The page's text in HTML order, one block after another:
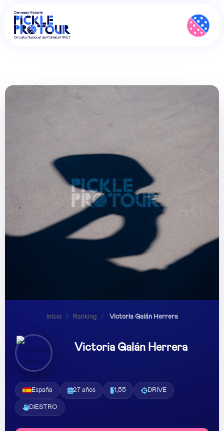
Inicio / Ranking / Victoria Galán Herrera
Victoria Galán Herrera
España 27 años 1,55 DRIVE
DIESTRO